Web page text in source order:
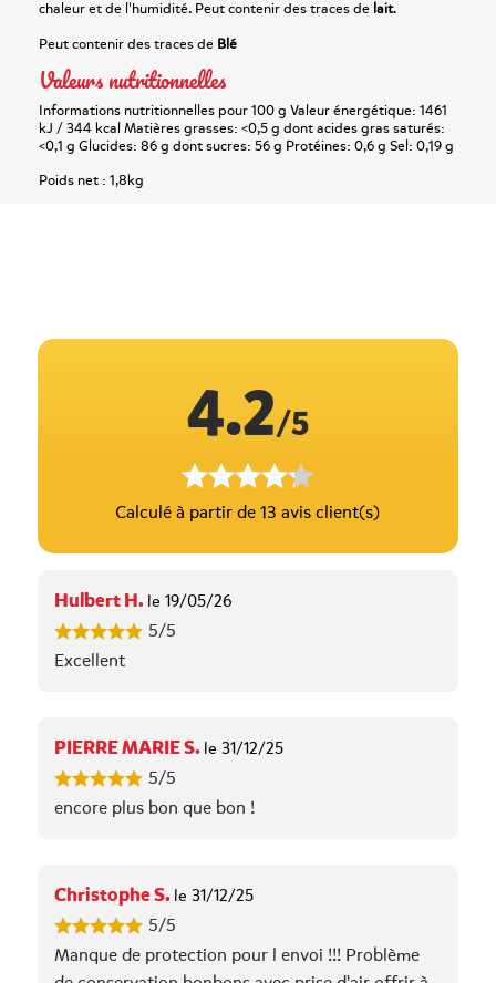
chaleur et de l'humidité. Peut contenir des traces de lait.
Peut contenir des traces de Blé
Valeurs nutritionnelles
Informations nutritionnelles pour 100 g Valeur énergétique: 1461
kJ / 344 kcal Matières grasses: <0,5 g dont acides gras saturés:
<0,1 g Glucides: 86 g dont sucres: 56 g Protéines: 0,6 g Sel: 0,19 g
Poids net : 1,8kg
4.2/5
Calculé à partir de 13 avis client(s)
Hulbert H. le 19/05/26
5/5
Excellent
PIERRE MARIE S. le 31/12/25
5/5
encore plus bon que bon !
Christophe S. le 31/12/25
5/5
Manque de protection pour l envoi !!! Problème